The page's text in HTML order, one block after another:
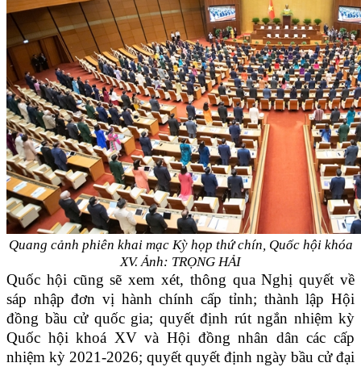
Quang cảnh phiên khai mạc Kỳ họp thứ chín, Quốc hội khóa
XV. Ảnh: TRỌNG HẢI
Quốc hội cũng sẽ xem xét, thông qua Nghị quyết về
sáp nhập đơn vị hành chính cấp tỉnh; thành lập Hội
đồng bầu cử quốc gia; quyết định rút ngắn nhiệm kỳ
Quốc hội khoá XV và Hội đồng nhân dân các cấp
nhiệm kỳ 2021-2026; quyết quyết định ngày bầu cử đại